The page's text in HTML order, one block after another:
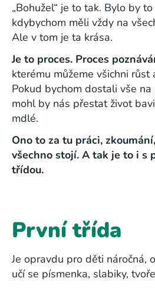
„Bohužel“ je to tak. Bylo by
kdybychom měli vždy na
Ale v tom je ta krása.
Je to proces. Proces
kterému můžeme všichni růst
Pokud bychom dostali vše
mohl by nás přestat život
mdlé.
Ono to za tu práci,
všechno stojí. A tak je to i s
třídou.
První třída
Je opravdu pro děti náročná,
učí se písmenka, slabiky,